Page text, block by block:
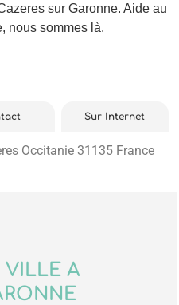
sur Garonne. Aide au
nous sommes là.
Occitanie 31135 France
Sur Internet
VILLE A